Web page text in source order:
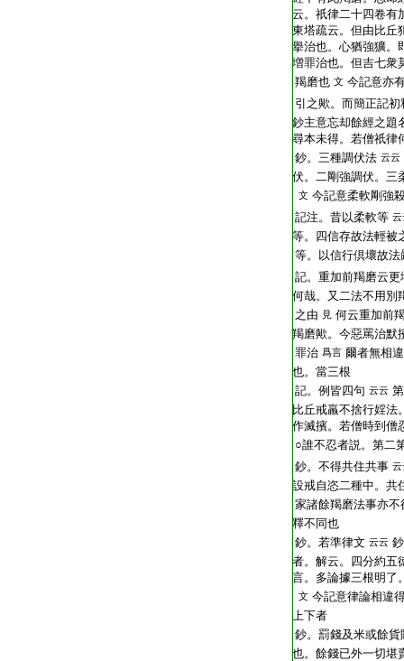
云。祇律二十四卷有
東塔疏云。但由比丘
擧治也。心猶強獷。
増罪治也。但吉七衆
羯磨也 文 今記意亦
引之歟。而簡正記初
鈔主意忘却餘經之題
尋本未得。若僧祇律
鈔。三種調伏法 云云
伏。二剛強調伏。三
文 今記意柔軟剛強
記注。昔以柔軟等 云
等。四信存故法輕被
等。以信行倶壞故法
記。重加前羯磨云更
何哉。又二法不用別
之由 見 何云重加前
羯磨歟。今惡罵治默
罪治 爲言 爾者無相
也。當三根
記。例皆四句 云云
比丘戒羸不捨行婬法
作滅擯。若僧時到僧
○誰不忍者説。第二
鈔。不得共住共事 云
設戒自恣二種中。共
家諸餘羯磨法事亦不
釋不同也
鈔。若準律文 云云
者。解云。四分約五
言。多論據三根明了
文 今記意律論相違
上下者
鈔。罰錢及米或餘貨
也。餘錢已外一切堪